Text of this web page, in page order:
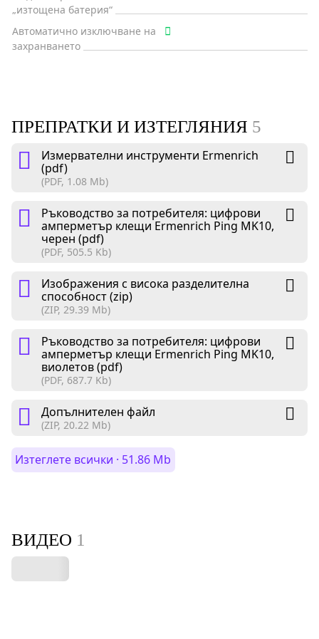
„изтощена батерия“
Автоматично изключване на
захранването
ПРЕПРАТКИ И ИЗТЕГЛЯНИЯ 5
Измервателни инструменти Ermenrich
(pdf)
(PDF, 1.08 Mb)
Ръководство за потребителя: цифрови
амперметър клещи Ermenrich Ping MK10,
черен (pdf)
(PDF, 505.5 Kb)
Изображения с висока разделителна
способност (zip)
(ZIP, 29.39 Mb)
Ръководство за потребителя: цифрови
амперметър клещи Ermenrich Ping MK10,
виолетов (pdf)
(PDF, 687.7 Kb)
Допълнителен файл
(ZIP, 20.22 Mb)
Изтеглете всички · 51.86 Mb
ВИДЕО 1